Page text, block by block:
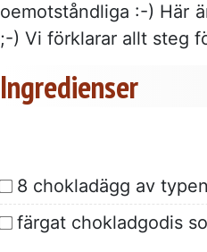
oemotståndliga :-) Här
;-) Vi förklarar allt steg
Ingredienser
8 chokladägg av
färgat chokladgodis